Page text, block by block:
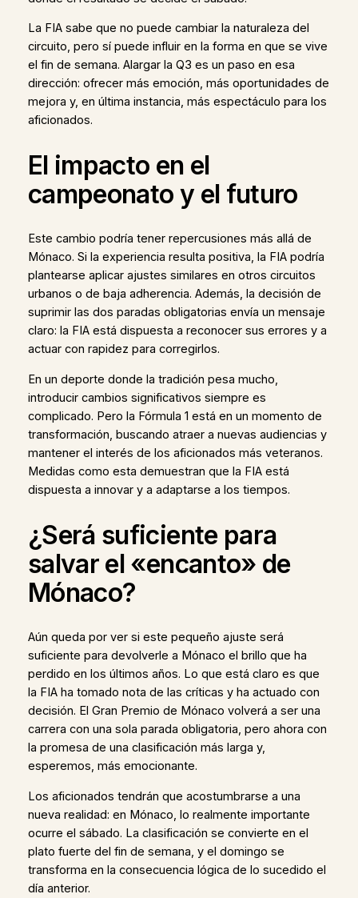
La FIA sabe que no puede cambiar la naturaleza del
circuito, pero sí puede influir en la forma en que se vive
el fin de semana. Alargar la Q3 es un paso en esa
dirección: ofrecer más emoción, más oportunidades de
mejora y, en última instancia, más espectáculo para los
aficionados.
El impacto en el
campeonato y el futuro
Este cambio podría tener repercusiones más allá de
Mónaco. Si la experiencia resulta positiva, la FIA podría
plantearse aplicar ajustes similares en otros circuitos
urbanos o de baja adherencia. Además, la decisión de
suprimir las dos paradas obligatorias envía un mensaje
claro: la FIA está dispuesta a reconocer sus errores y a
actuar con rapidez para corregirlos.
En un deporte donde la tradición pesa mucho,
introducir cambios significativos siempre es
complicado. Pero la Fórmula 1 está en un momento de
transformación, buscando atraer a nuevas audiencias y
mantener el interés de los aficionados más veteranos.
Medidas como esta demuestran que la FIA está
dispuesta a innovar y a adaptarse a los tiempos.
¿Será suficiente para
salvar el «encanto» de
Mónaco?
Aún queda por ver si este pequeño ajuste será
suficiente para devolverle a Mónaco el brillo que ha
perdido en los últimos años. Lo que está claro es que
la FIA ha tomado nota de las críticas y ha actuado con
decisión. El Gran Premio de Mónaco volverá a ser una
carrera con una sola parada obligatoria, pero ahora con
la promesa de una clasificación más larga y,
esperemos, más emocionante.
Los aficionados tendrán que acostumbrarse a una
nueva realidad: en Mónaco, lo realmente importante
ocurre el sábado. La clasificación se convierte en el
plato fuerte del fin de semana, y el domingo se
transforma en la consecuencia lógica de lo sucedido el
día anterior.